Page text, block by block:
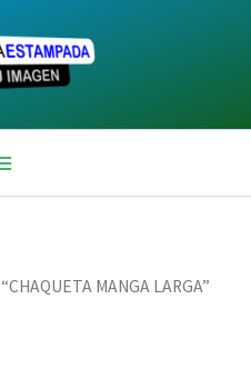
MANGA LARGA”